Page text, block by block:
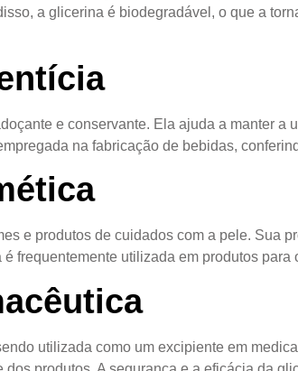
a glicerina é biodegradável, o que a
e conservante. Ela ajuda a manter
na fabricação de bebidas,
e produtos de cuidados com a pele. Sua
frequentemente utilizada em produtos
utilizada como um excipiente em